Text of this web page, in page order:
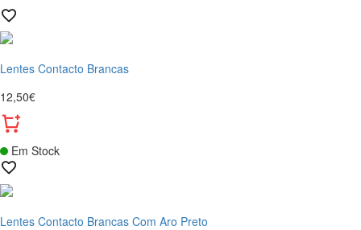
Lentes Contacto Brancas
12,50€
Em Stock
Lentes Contacto Brancas Com Aro Preto